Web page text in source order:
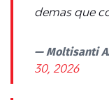
demas que
— Moltisanti
30, 2026